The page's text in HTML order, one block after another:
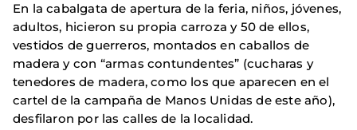
En la cabalgata de apertura de la feria, niños, jóvenes,
adultos, hicieron su propia carroza y 50 de ellos,
vestidos de guerreros, montados en caballos de
madera y con “armas contundentes” (cucharas y
tenedores de madera, como los que aparecen en el
cartel de la campaña de Manos Unidas de este año),
desfilaron por las calles de la localidad.